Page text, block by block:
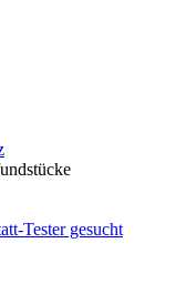
Tester gesucht